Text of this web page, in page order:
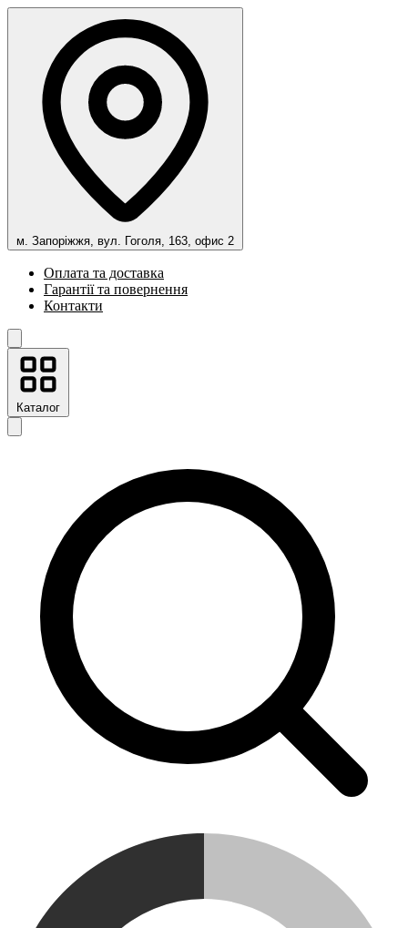
м. Запоріжжя, вул. Гоголя, 163, офис 2
Оплата та доставка
Гарантії та повернення
Контакти
Каталог